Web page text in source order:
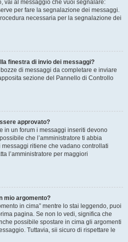
vai al messaggio che vuoi segnalare:
per fare la segnalazione dei messaggi.
necessaria per la segnalazione dei
finestra di invio dei messaggi?
di messaggi da completare e inviare
sezione del Pannello di Controllo
approvato?
in un forum i messaggi inseriti devono
che l’amministratore ti abbia
ritiene che vadano controllati
l’amministratore per maggiori
mio argomento?
in cima” mentre lo stai leggendo, puoi
pagina. Se non lo vedi, significa che
possibile spostare in cima gli argomenti
Tuttavia, sii sicuro di rispettare le